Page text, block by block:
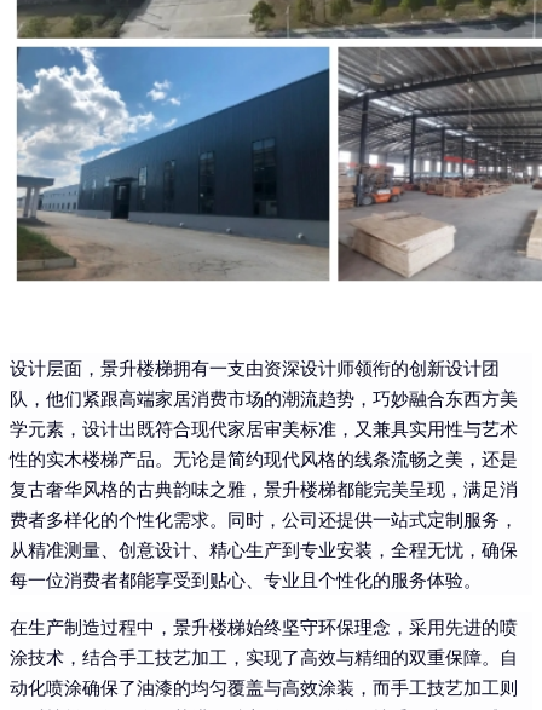
设计层面，景升楼梯拥有一支由资深设计师领衔的创新设计团
队，他们紧跟高端家居消费市场的潮流趋势，巧妙融合东西方美
学元素，设计出既符合现代家居审美标准，又兼具实用性与艺术
性的实木楼梯产品。无论是简约现代风格的线条流畅之美，还是
复古奢华风格的古典韵味之雅，景升楼梯都能完美呈现，满足消
费者多样化的个性化需求。同时，公司还提供一站式定制服务，
从精准测量、创意设计、精心生产到专业安装，全程无忧，确保
每一位消费者都能享受到贴心、专业且个性化的服务体验。
在生产制造过程中，景升楼梯始终坚守环保理念，采用先进的喷
涂技术，结合手工技艺加工，实现了高效与精细的双重保障。自
动化喷涂确保了油漆的均匀覆盖与高效涂装，而手工技艺加工则